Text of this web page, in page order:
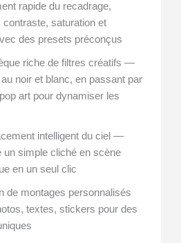
rapide du recadrage,
contraste, saturation et
des presets préconçus
riche de filtres créatifs —
noir et blanc, en passant par
art pour dynamiser les
intelligent du ciel —
un simple cliché en scène
en un seul clic
de montages personnalisés
textes, stickers pour des